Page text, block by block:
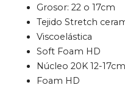
Grosor: 22 o 17cm
Tejido Stretch
Viscoelástica
Soft Foam HD
Núcleo 20K 12-17cm
Foam HD